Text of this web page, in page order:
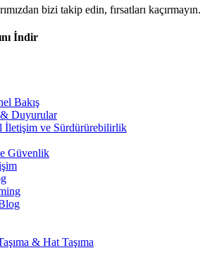
bizi takip edin, fırsatları kaçırmayın.
İndir
Bakış
Duyurular
İletişim ve Sürdürürebilirlik
Güvenlik
& Hat Taşıma